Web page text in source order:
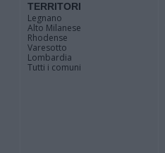
TERRITORI
Legnano
Alto Milanese
Rhodense
Varesotto
Lombardia
Tutti i comuni